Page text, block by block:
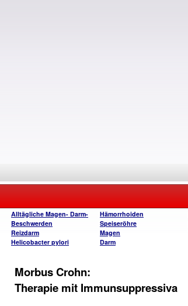
Alltägliche Magen- Darm-
Beschwerden
Reizdarm
Helicobacter pylori
Hämorrhoiden
Speiseröhre
Magen
Darm
Morbus Crohn:
Therapie mit Immunsuppressiva